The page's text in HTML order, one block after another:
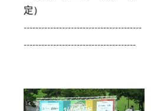
定）
----------------------------------------
--------------------------------------